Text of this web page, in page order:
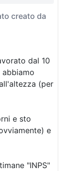
creato da
dal 10
(per
e sto
e
"INPS"